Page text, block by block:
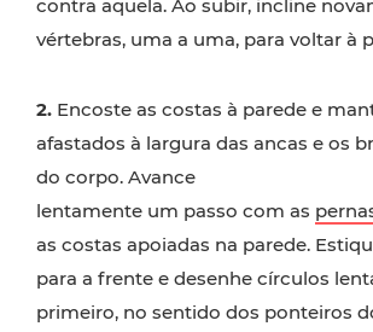
contra aquela. Ao subir, incline
vértebras, uma a uma, para voltar à
2. Encoste as costas à parede e
afastados à largura das ancas e os
do corpo. Avance
lentamente um passo com as
as costas apoiadas na parede.
para a frente e desenhe círculos
primeiro, no sentido dos ponteiros